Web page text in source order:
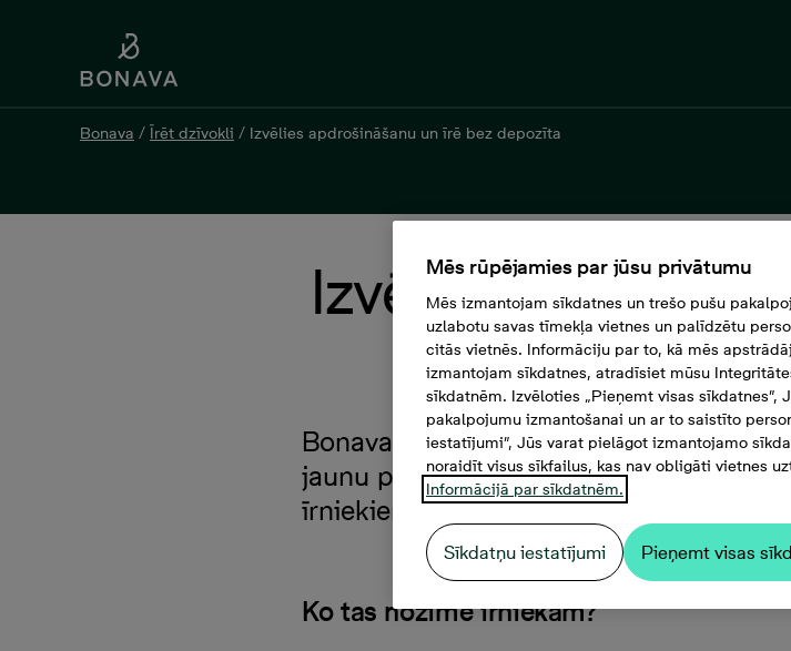
Bonava / Īrēt dzīvokli / Izvēlies apdrošināšanu un īrē bez depozīta
Izvēlies
Bonava Latvija sadarbībā ar
jaunu pakalpojumu – īres līguma
īrniekiem pārcelties uz jaunu īres
Ko tas nozīmē īrniekam?
Mēs rūpējamies par jūsu privātumu
Mēs izmantojam sīkdatnes un trešo pušu
uzlabotu savas tīmekļa vietnes un palīdzētu
citās vietnēs. Informāciju par to, kā mēs
izmantojam sīkdatnes, atradīsiet mūsu
sīkdatnēm. Izvēloties „Pieņemt visas sīkdatnes”,
pakalpojumu izmantošanai un ar to saistīto
iestatījumi”, Jūs varat pielāgot izmantojamo
noraidīt visus sīkfailus, kas nav obligāti vietnes
Informācijā par sīkdatnēm.
Sīkdatņu iestatījumi Pieņemt visas